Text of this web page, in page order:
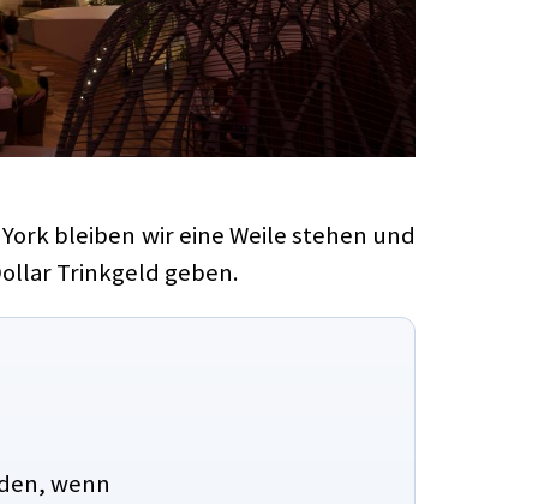
bleiben wir eine Weile stehen und
Trinkgeld geben.
wenn